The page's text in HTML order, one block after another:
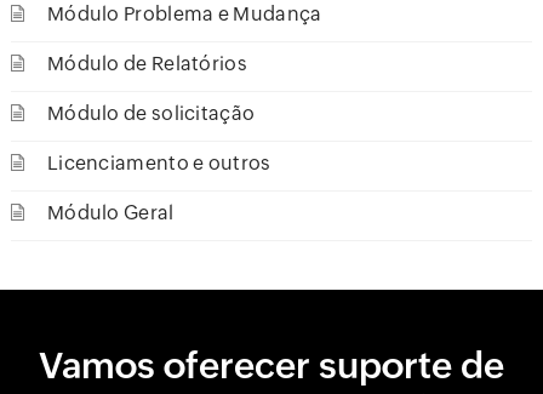
Módulo Problema e Mudança
Módulo de Relatórios
Módulo de solicitação
Licenciamento e outros
Módulo Geral
Vamos oferecer suporte de